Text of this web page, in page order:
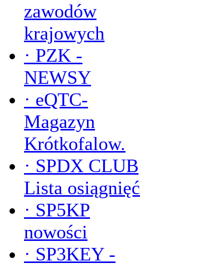
zawodów
krajowych
· PZK -
NEWSY
· eQTC-
Magazyn
Krótkofalow.
· SPDX CLUB
Lista osiągnięć
· SP5KP
nowości
· SP3KEY -